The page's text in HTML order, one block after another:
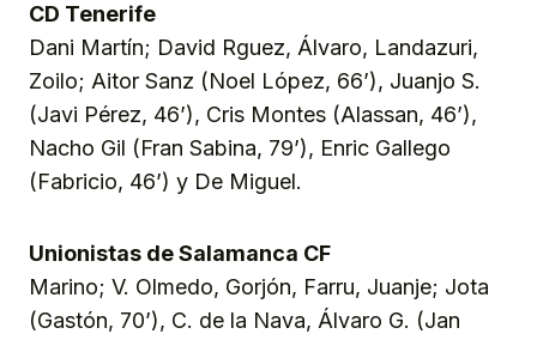
CD Tenerife
Dani Martín; David Rguez, Álvaro, Landazuri,
Zoilo; Aitor Sanz (Noel López, 66’), Juanjo S.
(Javi Pérez, 46’), Cris Montes (Alassan, 46’),
Nacho Gil (Fran Sabina, 79’), Enric Gallego
(Fabricio, 46’) y De Miguel.
Unionistas de Salamanca CF
Marino; V. Olmedo, Gorjón, Farru, Juanje; Jota
(Gastón, 70’), C. de la Nava, Álvaro G. (Jan